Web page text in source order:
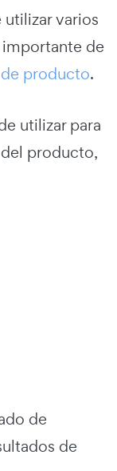
varios
de
producto.
utilizar para
producto,
de
de